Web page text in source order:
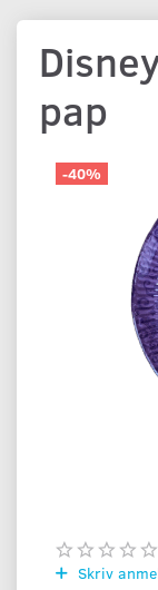
pap
-40%
Skriv